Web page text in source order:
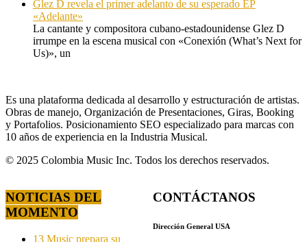
Glez D revela el primer adelanto de su esperado EP
«Adelante»
La cantante y compositora cubano-estadounidense Glez D
irrumpe en la escena musical con «Conexión (What’s Next for
Us)», un
Es una plataforma dedicada al desarrollo y estructuración de artistas.
Obras de manejo, Organización de Presentaciones, Giras, Booking
y Portafolios. Posicionamiento SEO especializado para marcas con
10 años de experiencia en la Industria Musical.
© 2025 Colombia Music Inc. Todos los derechos reservados.
NOTICIAS DEL
MOMENTO
13 Music prepara su
CONTÁCTANOS
Dirección General USA